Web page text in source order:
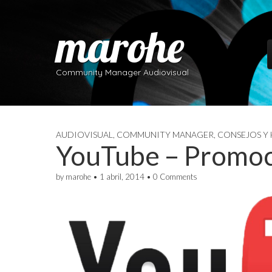
marohe
Community Manager Audiovisual
AUDIOVISUAL COMMUNITY MANAGER CONSEJOS Y
YouTube –
by marohe • 1 abril, 2014 • 0 Comments